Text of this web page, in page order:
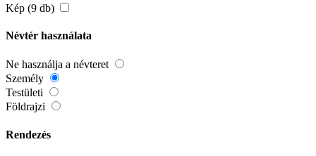
Kép (9 db)
Névtér használata
Ne használja a névteret
Személy
Testületi
Földrajzi
Rendezés